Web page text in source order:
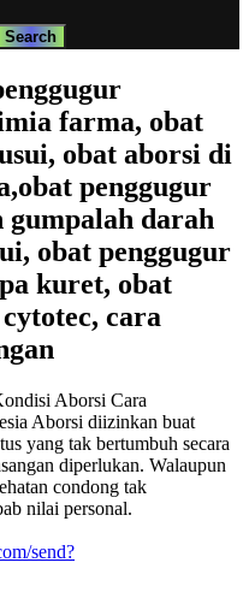
farma, obat
obat aborsi di
penggugur
gumpalah darah
obat penggugur
kuret, obat
cara
Aborsi Cara
Aborsi diizinkan buat
yang tak bertumbuh secara
diperlukan. Walaupun
condong tak
nilai personal.
send?